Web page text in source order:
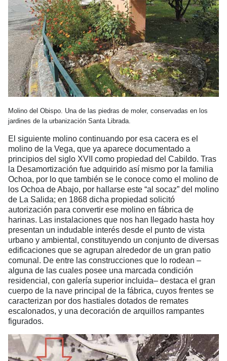
Molino del Obispo. Una de las piedras de moler, conservadas en los
jardines de la urbanización Santa Librada.
El siguiente molino continuando por esa cacera es el
molino de la Vega, que ya aparece documentado a
principios del siglo XVII como propiedad del Cabildo. Tras
la Desamortización fue adquirido así mismo por la familia
Ochoa, por lo que también se le conoce como el molino de
los Ochoa de Abajo, por hallarse este “al socaz” del molino
de La Salida; en 1868 dicha propiedad solicitó
autorización para convertir ese molino en fábrica de
harinas. Las instalaciones que nos han llegado hasta hoy
presentan un indudable interés desde el punto de vista
urbano y ambiental, constituyendo un conjunto de diversas
edificaciones que se agrupan alrededor de un gran patio
comunal. De entre las construcciones que lo rodean –
alguna de las cuales posee una marcada condición
residencial, con galería superior incluida– destaca el gran
cuerpo de la nave principal de la fábrica, cuyos frentes se
caracterizan por dos hastiales dotados de remates
escalonados, y una decoración de arquillos rampantes
figurados.